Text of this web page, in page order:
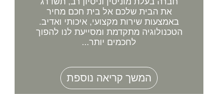
את הבית שלכם אל בית חכם מחיר
באמצעות שירות מקצועי, איכותי ואדיב.
הטכנולוגיה מתקדמת ומסייעת לנו להפוך
לחכמים יותר...
המשך קריאה נוספת